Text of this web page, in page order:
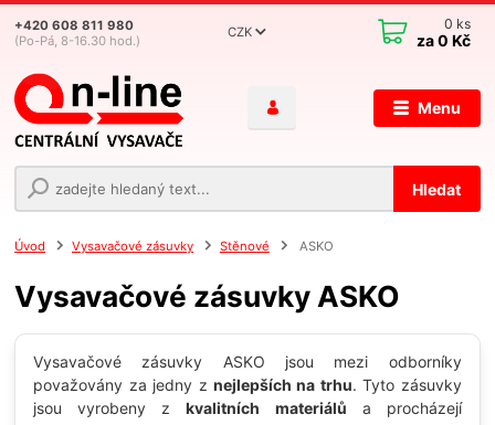
Menu
CZK
Hledat
+420 608 811 980
(Po-Pá, 8-16.30 hod.)
0 ks
za0 Kč
Úvod Vysavačové zásuvky Stěnové ASKO
Vysavačové zásuvky ASKO
Vysavačové zásuvky ASKO jsou mezi odborníky
považovány za jedny z nejlepších na trhu. Tyto zásuvky
jsou vyrobeny zkvalitních materiálů a procházejí